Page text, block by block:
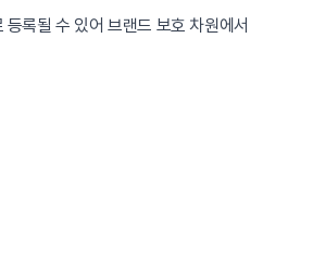
록될 수 있어 브랜드 보호 차원에서